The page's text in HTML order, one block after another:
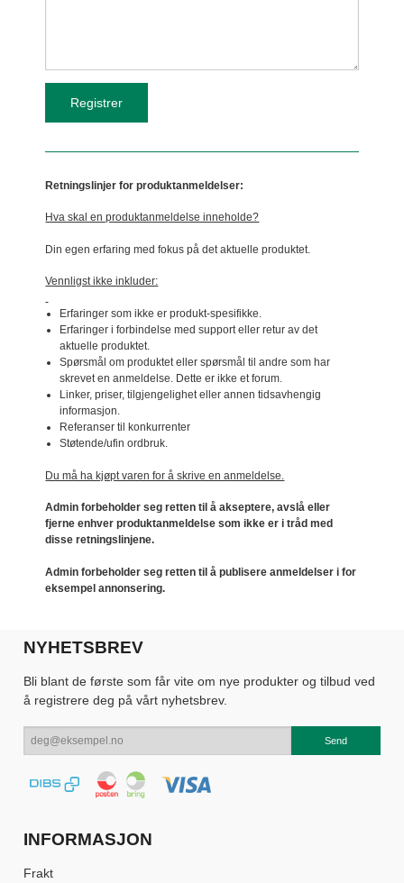
Retningslinjer for produktanmeldelser:
Hva skal en produktanmeldelse inneholde?
Din egen erfaring med fokus på det aktuelle produktet.
Vennligst ikke inkluder:
Erfaringer som ikke er produkt-spesifikke.
Erfaringer i forbindelse med support eller retur av det
aktuelle produktet.
Spørsmål om produktet eller spørsmål til andre som har
skrevet en anmeldelse. Dette er ikke et forum.
Linker, priser, tilgjengelighet eller annen tidsavhengig
informasjon.
Referanser til konkurrenter
Støtende/ufin ordbruk.
Du må ha kjøpt varen for å skrive en anmeldelse.
Admin forbeholder seg retten til å akseptere, avslå eller
fjerne enhver produktanmeldelse som ikke er i tråd med
disse retningslinjene.
Admin forbeholder seg retten til å publisere anmeldelser i for
eksempel annonsering.
NYHETSBREV
Bli blant de første som får vite om nye produkter og tilbud ved
å registrere deg på vårt nyhetsbrev.
INFORMASJON
Frakt